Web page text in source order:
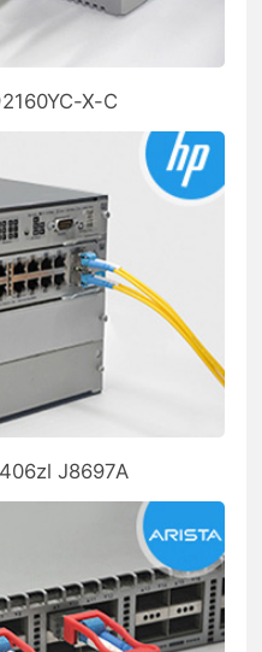
X-C
J8697A